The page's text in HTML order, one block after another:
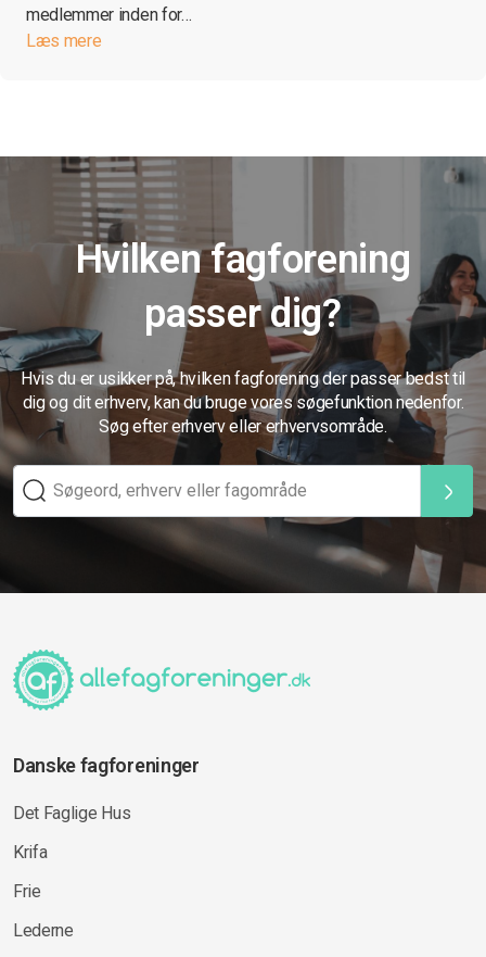
medlemmer inden for…
Læs mere
Hvilken fagforening
passer dig?
Hvis du er usikker på, hvilken fagforening der passer bedst til
dig og dit erhverv, kan du bruge vores søgefunktion nedenfor.
Søg efter erhverv eller erhvervsområde.
Danske fagforeninger
Det Faglige Hus
Krifa
Frie
Lederne